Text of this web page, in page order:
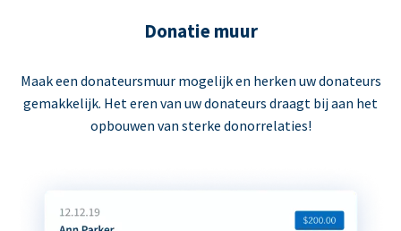
Donatie muur
Maak een donateursmuur mogelijk en herken uw donateurs
gemakkelijk. Het eren van uw donateurs draagt bij aan het
opbouwen van sterke donorrelaties!